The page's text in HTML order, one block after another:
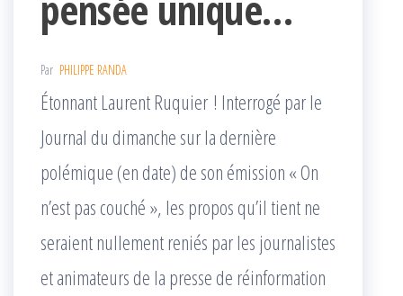
Par PHILIPPE RANDA
Étonnant Laurent Ruquier ! Interrogé par le
Journal du dimanche sur la dernière
polémique (en date) de son émission « On
n’est pas couché », les propos qu’il tient ne
seraient nullement reniés par les journalistes
et animateurs de la presse de réinformation